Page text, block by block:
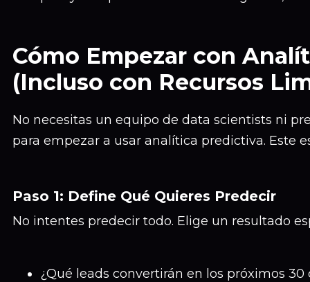
Cómo Empezar con
(Incluso con Recursos
No necesitas un equipo de data scientists ni
para empezar a usar analítica predictiva. Este
Paso 1: Define Qué Quieres Predecir
No intentes predecir todo. Elige un resultado
¿Qué leads convertirán en los próximos 30